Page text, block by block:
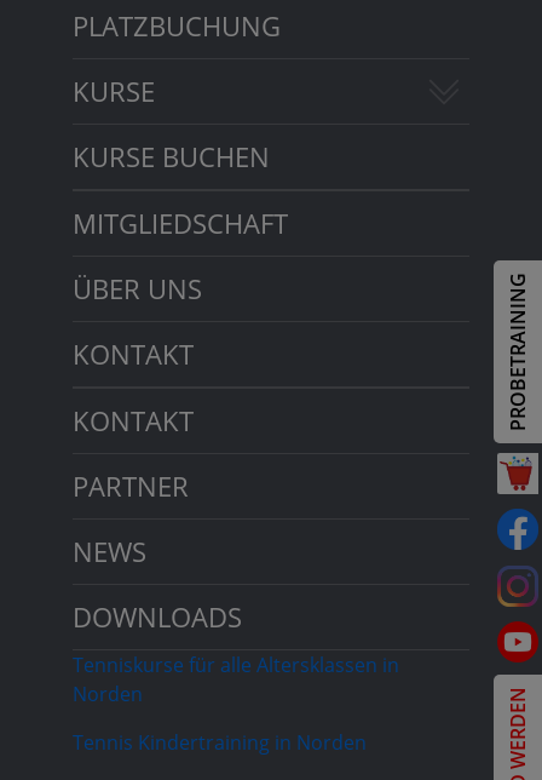
PROBETRAINING
PLATZBUCHUNG
KURSE
KURSE BUCHEN
MITGLIEDSCHAFT
ÜBER UNS
KONTAKT
KONTAKT
PARTNER
NEWS
DOWNLOADS
Tenniskurse für alle Altersklassen in
Norden
Tennis Kindertraining in Norden